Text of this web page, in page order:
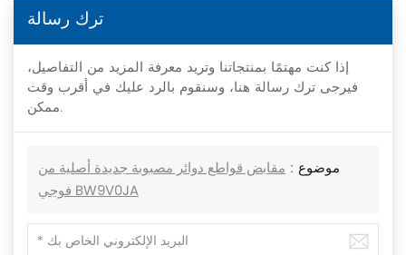
ترك رسالة
إذا كنت مهتمًا بمنتجاتنا وتريد معرفة المزيد من التفاصيل،
فيرجى ترك رسالة هنا، وسنقوم بالرد عليك في أقرب وقت
ممكن.
موضوع : مقابض قواطع دوائر مصبوبة جديدة أصلية من
فوجي BW9V0JA